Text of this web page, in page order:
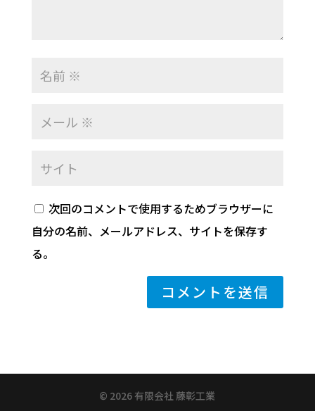
次回のコメントで使用するためブラウザーに
自分の名前、メールアドレス、サイトを保存す
る。
©️ 2026 有限会社 藤彰工業